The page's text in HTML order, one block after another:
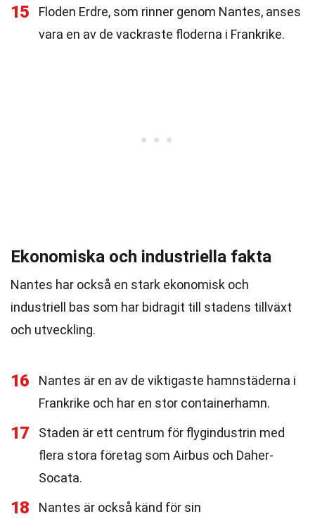
15
Floden Erdre, som rinner genom Nantes, anses
vara en av de vackraste floderna i Frankrike.
Ekonomiska och industriella fakta
Nantes har också en stark ekonomisk och
industriell bas som har bidragit till stadens tillväxt
och utveckling.
16
Nantes är en av de viktigaste hamnstäderna i
Frankrike och har en stor containerhamn.
17
Staden är ett centrum för flygindustrin med
flera stora företag som Airbus och Daher-
Socata.
18
Nantes är också känd för sin